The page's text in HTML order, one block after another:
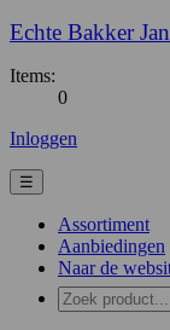
Echte Bakker
Items:
0
Inloggen
☰
Assortiment
Aanbiedingen
Naar de